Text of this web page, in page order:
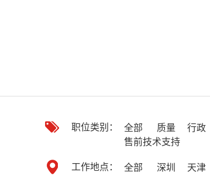
职位类别： 全部 质量 行政
售前技术支持
工作地点： 全部 深圳 天津